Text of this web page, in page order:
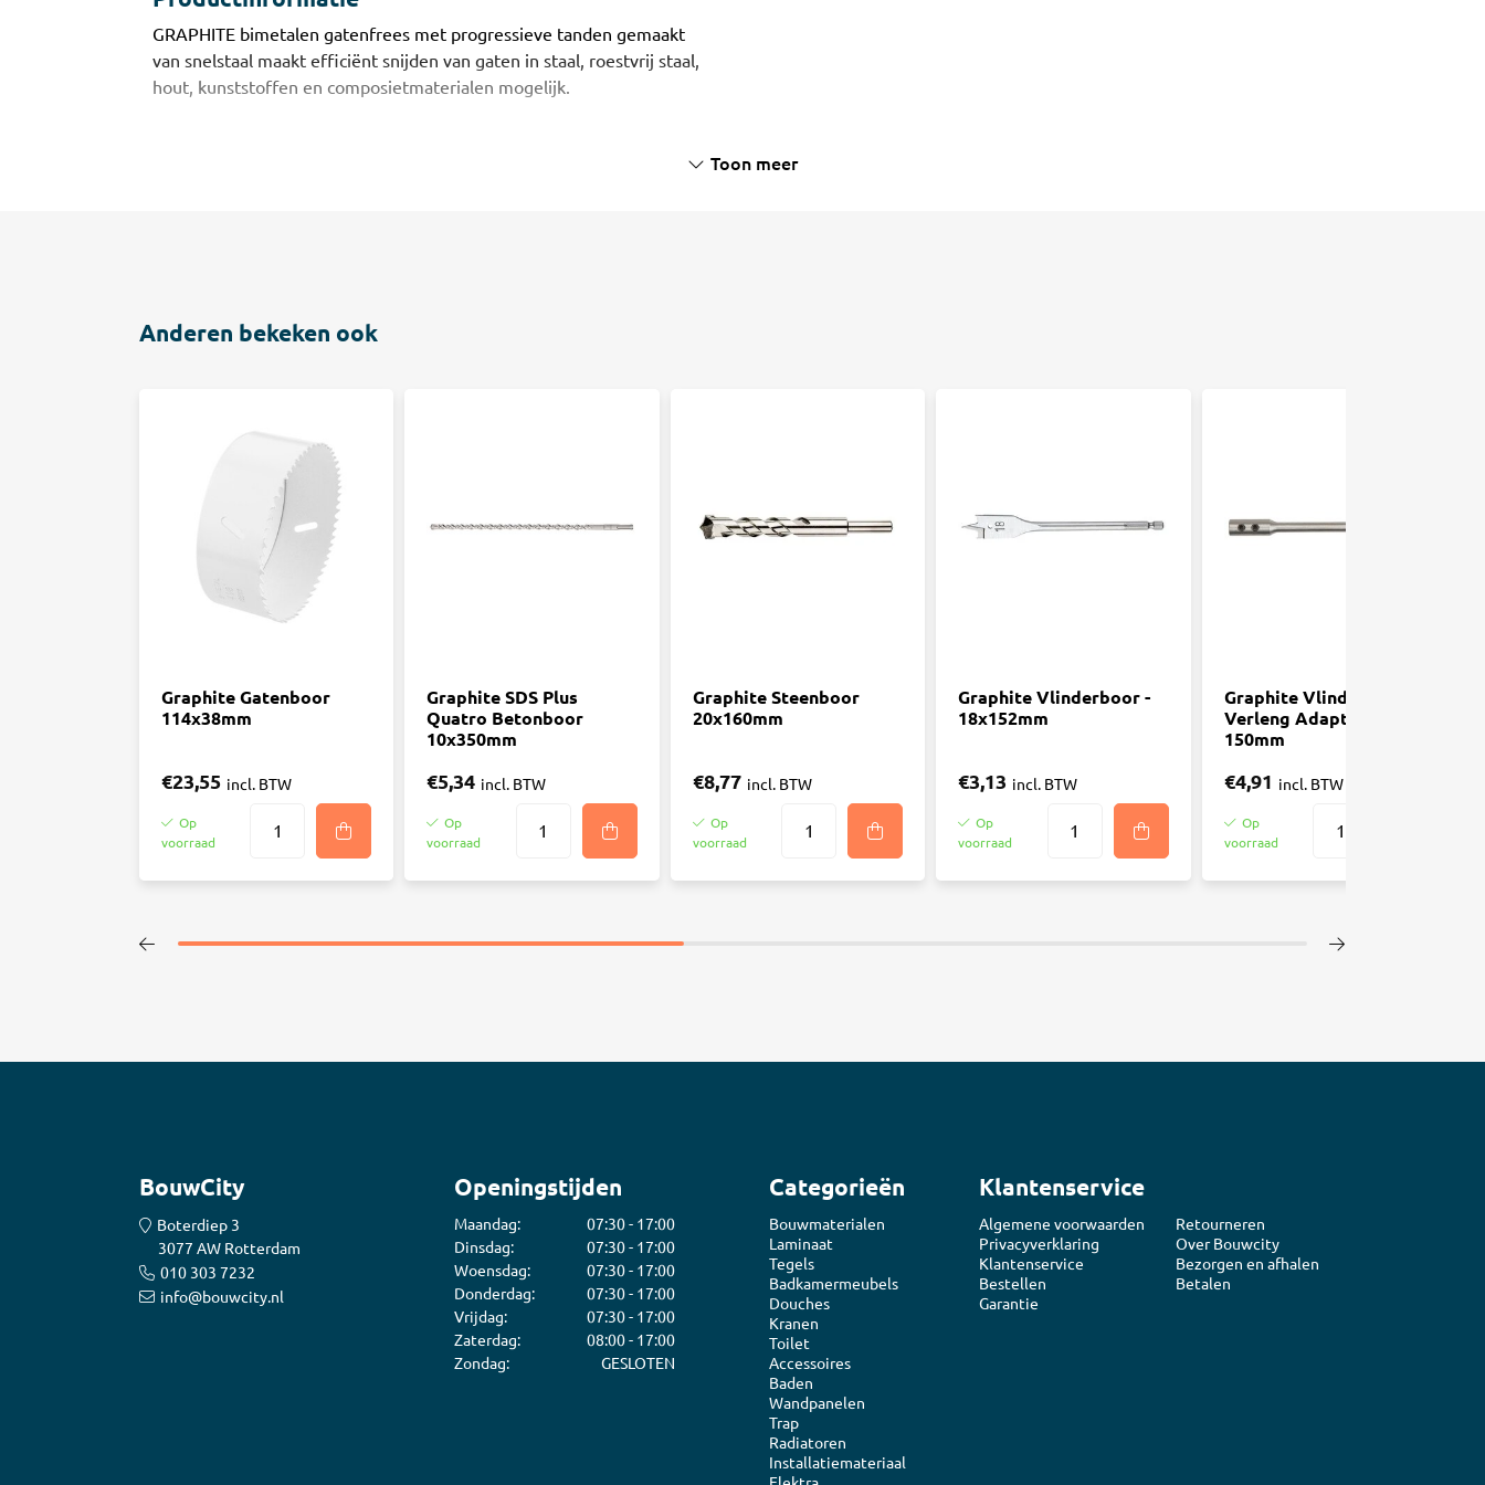
GRAPHITE bimetalen gatenfrees met progressieve tanden gemaakt
van snelstaal maakt efficiënt snijden van gaten in staal, roestvrij staal,
hout, kunststoffen en composietmaterialen mogelijk.
Toon meer
Anderen bekeken ook
Graphite Gatenboor
114x38mm
€23,55 incl. BTW
Op
voorraad
Graphite SDS Plus
Quatro Betonboor
10x350mm
€5,34 incl. BTW
Op
voorraad
Graphite Steenboor
20x160mm
€8,77 incl. BTW
Op
voorraad
Graphite Vlinderboor -
18x152mm
€3,13 incl. BTW
Op
voorraad
Graphite Vlinderboor
Verleng Adapter -
150mm
€4,91 incl. BTW
Op
voorraad
BouwCity
Boterdiep 3
3077 AW Rotterdam
010 303 7232
info@bouwcity.nl
Openingstijden
Maandag:
07:30 - 17:00
Dinsdag:
07:30 - 17:00
Woensdag:
07:30 - 17:00
Donderdag:
07:30 - 17:00
Vrijdag:
07:30 - 17:00
Zaterdag:
08:00 - 17:00
Zondag:
GESLOTEN
Categorieën
Bouwmaterialen
Laminaat
Tegels
Badkamermeubels
Douches
Kranen
Toilet
Accessoires
Baden
Wandpanelen
Trap
Radiatoren
Installatiemateriaal
Klantenservice
Algemene voorwaarden
Privacyverklaring
Klantenservice
Bestellen
Garantie
Retourneren
Over Bouwcity
Bezorgen en afhalen
Betalen